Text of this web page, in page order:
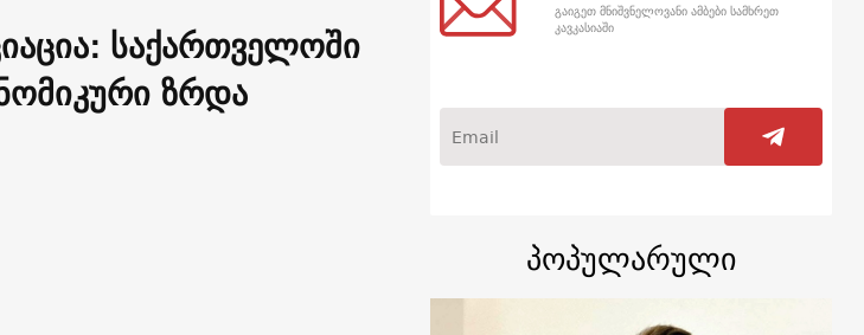
საქართველოში
ზრდა
გაიგეთ მნიშვნელოვანი ამბები სამხრეთ
კავკასიაში
პოპულარული